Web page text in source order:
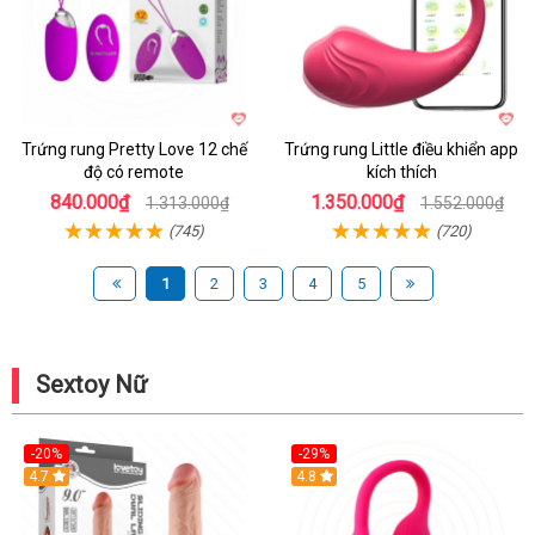
Trứng rung Pretty Love 12 chế
độ có remote
840.000₫ 1.313.000₫
(745)
Trứng rung Little điều khiển app
kích thích
1.350.000₫ 1.552.000₫
(720)
1 2 3 4 5
Sextoy Nữ
-20%
Hot
4.7
-29%
Hot
4.8